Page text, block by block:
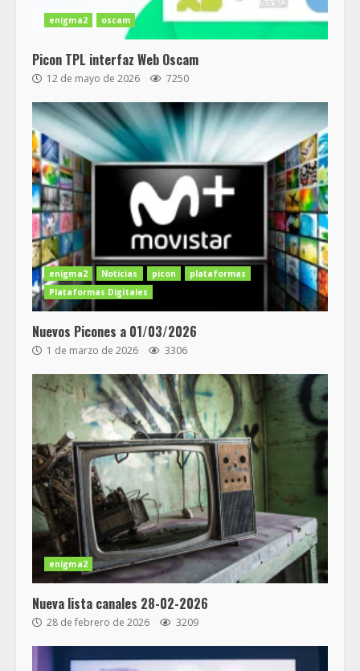
enigma2 oscam
Picon TPL interfaz Web Oscam
12 de mayo de 2026 7250
enigma2 Noticias picon
plataformas
Plataformas Digitales
Nuevos Picones a 01/03/2026
1 de marzo de 2026 3306
enigma2
Nueva lista canales 28-02-2026
28 de febrero de 2026 3209